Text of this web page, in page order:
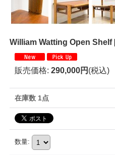
William Watting Open Shelf
販売価格: 290,000円 (税込)
在庫数 1点
数量: